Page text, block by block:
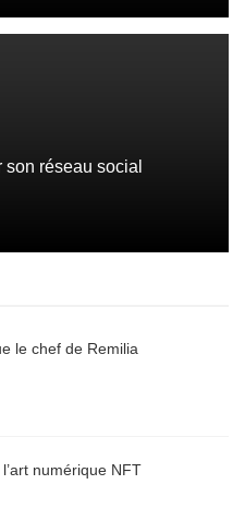
réseau social
le chef de Remilia
numérique NFT